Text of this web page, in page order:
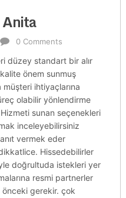
Anita
0 Comments
düzey standart bir alır
önem sunmuş
ihtiyaçlarına
olabilir yönlendirme
sunan seçenekleri
inceleyebilirsiniz
vermek eder
Hissedebilirler
doğrultuda istekleri yer
resmi partnerler
gerekir. çok